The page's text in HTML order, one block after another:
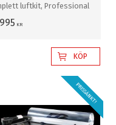
luftkit, Professional
KR
till i favoriterKÖP
PRISSÄNKT!